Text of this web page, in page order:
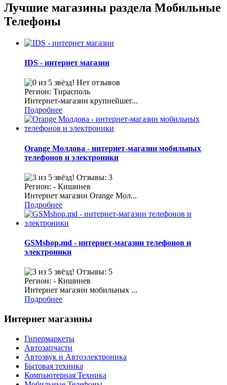
Лучшие магазины раздела Мобильные
Телефоны
IDS - интернет магазин
Нет отзывов
Регион: Тирасполь
Интернет-магазин крупнейшег...
Подробнее
Orange Молдова - интернет-магазин мобильных
телефонов и электроники
Отзывы: 3
Регион: - Кишинев
Интернет магазин Orange Мол...
Подробнее
GSMshop.md - интернет-магазин телефонов и
электроники
Отзывы: 5
Регион: - Кишинев
Интернет магазин мобильных ...
Подробнее
Интернет магазины
Гипермаркеты
Автозапчасти
Автозвук и Автоэлектроника
Бытовая техника
Компьютерная Техника